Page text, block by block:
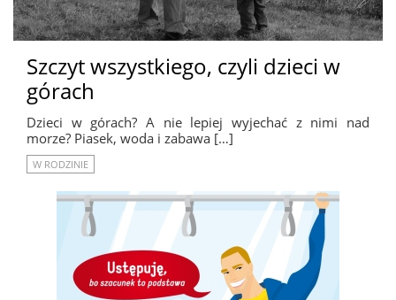
Szczyt wszystkiego, czyli dzieci w
górach
Dzieci w górach? A nie lepiej wyjechać z nimi nad
morze? Piasek, woda i zabawa […]
W RODZINIE